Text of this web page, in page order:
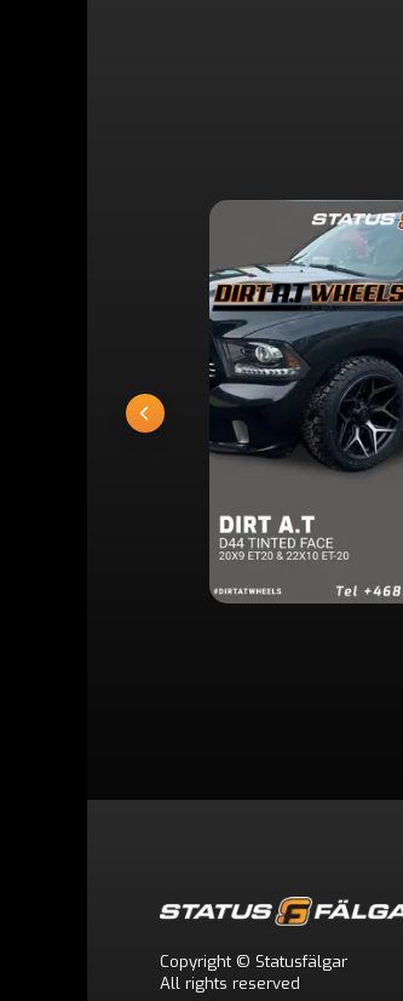
Copyright © Statusfälgar
All rights reserved